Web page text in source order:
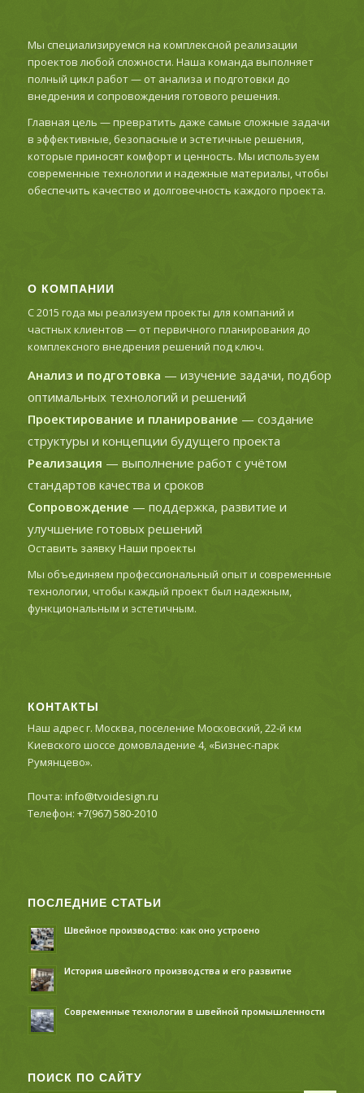
Мы специализируемся на комплексной реализации
проектов любой сложности. Наша команда выполняет
полный цикл работ — от анализа и подготовки до
внедрения и сопровождения готового решения.
Главная цель — превратить даже самые сложные задачи
в эффективные, безопасные и эстетичные решения,
которые приносят комфорт и ценность. Мы используем
современные технологии и надежные материалы, чтобы
обеспечить качество и долговечность каждого проекта.
О КОМПАНИИ
С 2015 года мы реализуем проекты для компаний и
частных клиентов — от первичного планирования до
комплексного внедрения решений под ключ.
Анализ и подготовка — изучение задачи, подбор
оптимальных технологий и решений
Проектирование и планирование — создание
структуры и концепции будущего проекта
Реализация — выполнение работ с учётом
стандартов качества и сроков
Сопровождение — поддержка, развитие и
улучшение готовых решений
Оставить заявкуНаши проекты
Мы объединяем профессиональный опыт и современные
технологии, чтобы каждый проект был надежным,
функциональным и эстетичным.
КОНТАКТЫ
Наш адрес г. Москва, поселение Московский, 22-й км
Киевского шоссе домовладение 4, «Бизнес-парк
Румянцево».
Почта: info@tvoidesign.ru
Телефон: +7(967) 580-2010
ПОСЛЕДНИЕ СТАТЬИ
Швейное производство: как оно устроено
История швейного производства и его развитие
Современные технологии в швейной промышленности
ПОИСК ПО САЙТУ